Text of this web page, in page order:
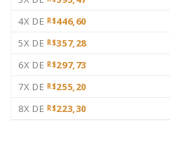
4X DE R$446,60
5X DE R$357,28
6X DE R$297,73
7X DE R$255,20
8X DE R$223,30